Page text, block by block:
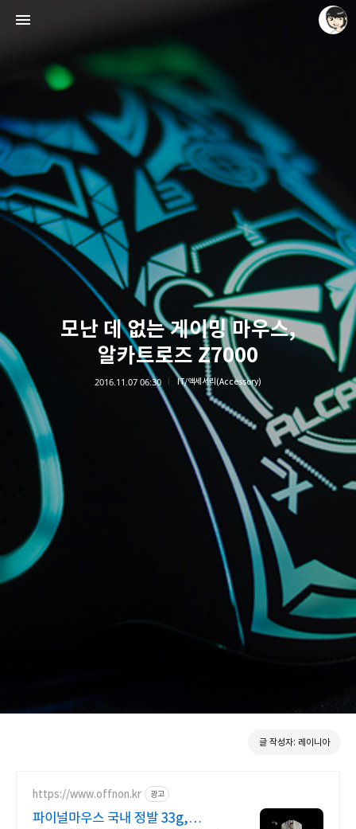
모난 데 없는 게이밍 마우스,
알카트로즈 Z7000
2016.11.07 06:30 IT/액세서리(Accessory)
글 작성자: 레이니아
https://www.offnon.kr 광고
파이널마우스 국내 정발 33g,
레이니아